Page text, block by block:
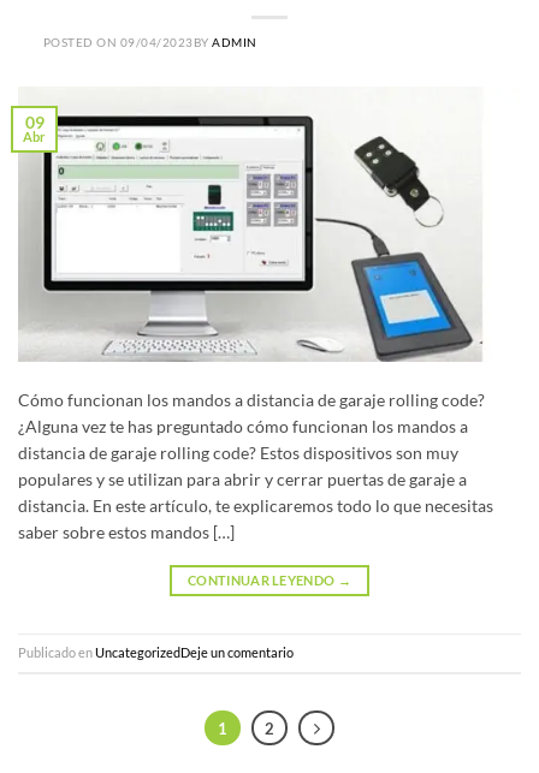
POSTED ON 09/04/2023 BYADMIN
09
Abr
Cómo funcionan los mandos a distancia de garaje rolling code?
¿Alguna vez te has preguntado cómo funcionan los mandos a
distancia de garaje rolling code? Estos dispositivos son muy
populares y se utilizan para abrir y cerrar puertas de garaje a
distancia. En este artículo, te explicaremos todo lo que necesitas
saber sobre estos mandos […]
CONTINUAR LEYENDO →
Publicado enUncategorizedDeje un comentario
1 2